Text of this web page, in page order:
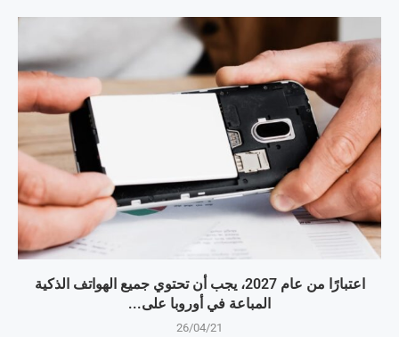
اعتبارًا من عام 2027، يجب أن تحتوي جميع الهواتف الذكية
المباعة في أوروبا على...
26/04/21